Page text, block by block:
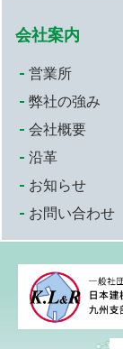
会社案内
営業所
弊社の強み
会社概要
沿革
お知らせ
お問い合わせ